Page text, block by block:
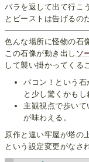
バラを返して出て行こ
とビーストは告げるの
色んな場所に怪物の石
この石像が動き出し ソ
して襲い掛かってくる
バコン！という
と少し驚くかもし
主観視点で歩い
が味わえる。
原作と違い牢屋が塔の
という設定変更がなさ